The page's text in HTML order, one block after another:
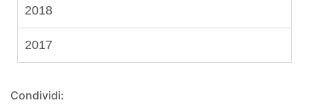
2018
2017
Condividi: